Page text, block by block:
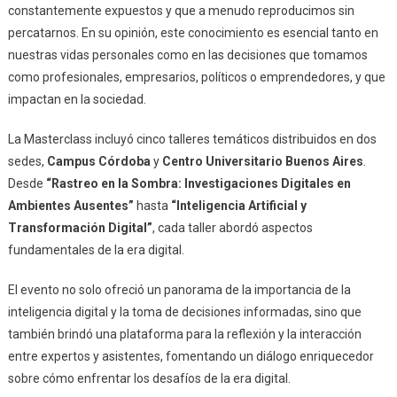
constantemente expuestos y que a menudo reproducimos sin
percatarnos. En su opinión, este conocimiento es esencial tanto en
nuestras vidas personales como en las decisiones que tomamos
como profesionales, empresarios, políticos o emprendedores, y que
impactan en la sociedad.
La Masterclass incluyó cinco talleres temáticos distribuidos en dos
sedes, Campus Córdobay Centro Universitario Buenos Aires.
Desde “Rastreo en la Sombra: Investigaciones Digitales en
Ambientes Ausentes” hasta “Inteligencia Artificial y
Transformación Digital”, cada taller abordó aspectos
fundamentales de la era digital.
El evento no solo ofreció un panorama de la importancia de la
inteligencia digital y la toma de decisiones informadas, sino que
también brindó una plataforma para la reflexión y la interacción
entre expertos y asistentes, fomentando un diálogo enriquecedor
sobre cómo enfrentar los desafíos de la era digital.